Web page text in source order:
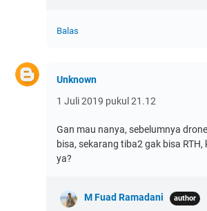
Balas
Unknown
1 Juli 2019 pukul 21.12
Gan mau nanya, sebelumnya
bisa, sekarang tiba2 gak bisa
ya?
M Fuad Ramadani